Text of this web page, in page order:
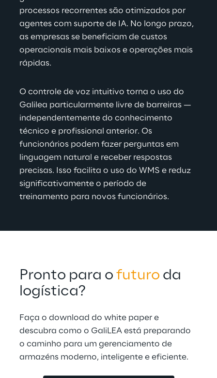
processos recorrentes são otimizados por
agentes com suporte de IA. No longo prazo,
as empresas se beneficiam de custos
operacionais mais baixos e operações mais
rápidas.
O controle de voz intuitivo torna o uso do
Galilea particularmente livre de barreiras —
independentemente do conhecimento
técnico e profissional anterior. Os
funcionários podem fazer perguntas em
linguagem natural e receber respostas
precisas. Isso facilita o uso do WMS e reduz
significativamente o período de
treinamento para novos funcionários.
Pronto para o futuro da
logística?
Faça o download do white paper e
descubra como o GaliLEA está preparando
o caminho para um gerenciamento de
armazéns moderno, inteligente e eficiente.